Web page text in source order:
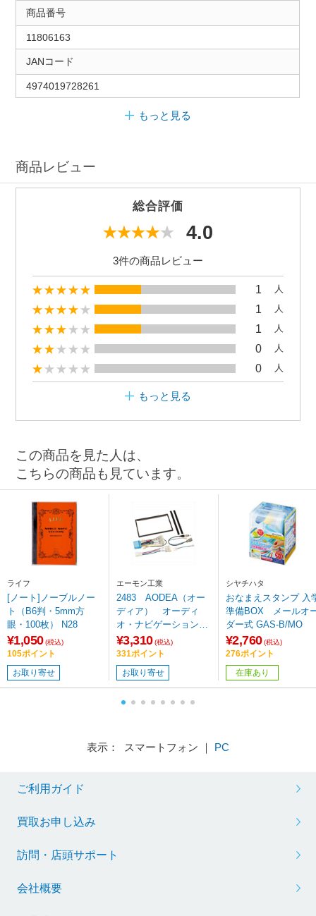
商品番号
11806163
JANコード
4974019728261
もっと見る
商品レビュー
総合評価
4.0
3件の商品レビュー
1 人
1 人
1 人
0 人
0 人
もっと見る
この商品を見た人は、
こちらの商品も見ています。
ライフ
[ノート]ノーブルノー
ト（B6判・5mm方
眼・100枚） N28
¥1,050 (税込)
105ポイント
お取り寄せ
エーモン工業
2483 AODEA（オー
ディア） オーディ
オ・ナビゲーション取
付キット スズキ車用
¥3,310 (税込)
331ポイント
お取り寄せ
シヤチハタ
おなまえスタンプ 入
準備BOX メールオ
ダー式 GAS-B/MO
¥2,760 (税込)
276ポイント
在庫あり
表示： スマートフォン ｜ PC
ご利用ガイド
買取お申し込み
訪問・店頭サポート
会社概要